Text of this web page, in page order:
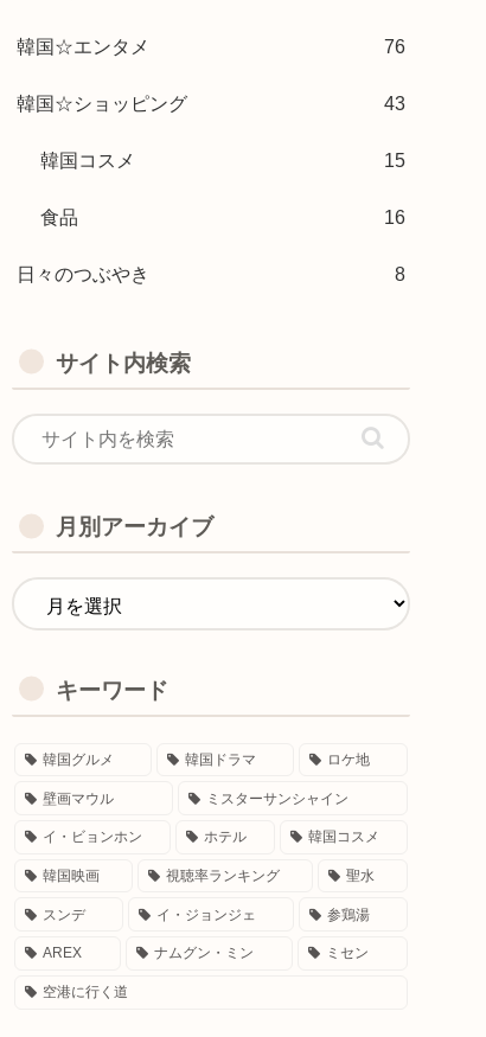
韓国☆エンタメ 76
韓国☆ショッピング 43
韓国コスメ 15
食品 16
日々のつぶやき 8
サイト内検索
月別アーカイブ
キーワード
韓国グルメ 韓国ドラマ ロケ地
壁画マウル ミスターサンシャイン
イ・ビョンホン ホテル 韓国コスメ
韓国映画 視聴率ランキング 聖水
スンデ イ・ジョンジェ 参鶏湯
AREX ナムグン・ミン ミセン
空港に行く道